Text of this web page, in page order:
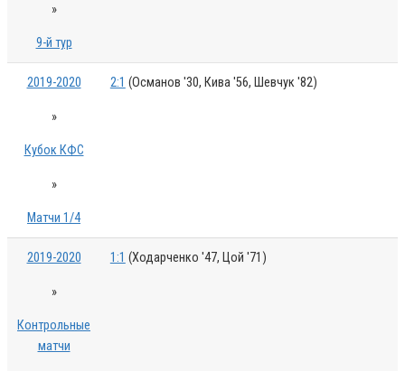
»
9-й тур
2019-2020
»
Кубок КФС
»
Матчи 1/4
2:1 (Османов '30, Кива '56, Шевчук '82)
2019-2020
»
Контрольные
матчи
1:1 (Ходарченко '47, Цой '71)